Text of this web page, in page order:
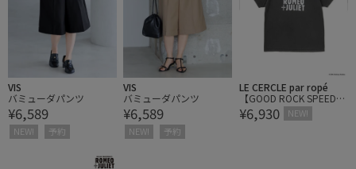
VIS
バミューダパンツ
¥6,589
NEW! 予約
VIS
バミューダパンツ
¥6,589
NEW! 予約
LE CERCLE par ropé
【GOOD ROCK SPEED/
グッドロックスピード】
ロミオとジュリエットロ
¥6,930 NEW!